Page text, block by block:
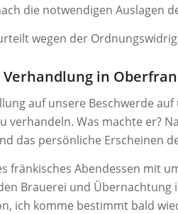
die notwendigen Auslagen
wegen der
Verhandlung in
auf unsere Beschwerde
verhandeln. Was machte er?
das persönliche Erscheinen
fränkisches Abendessen mit
Brauerei und Übernachtung
ich komme bestimmt bald